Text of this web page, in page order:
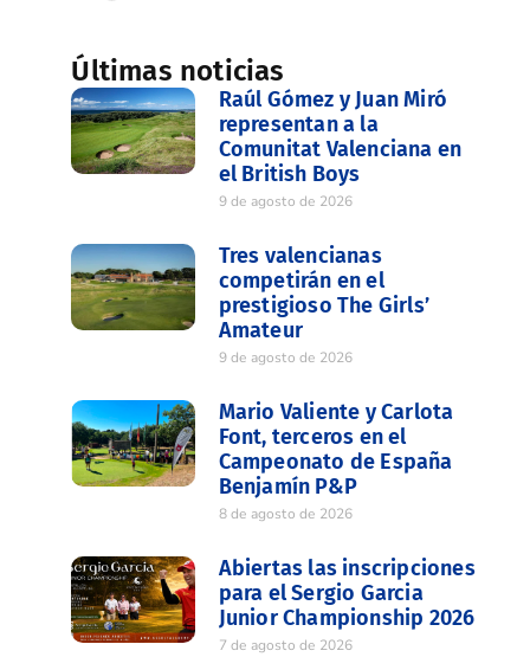
Últimas noticias
Raúl Gómez y Juan Miró
representan a la
Comunitat Valenciana en
el British Boys
9 de agosto de 2026
Tres valencianas
competirán en el
prestigioso The Girls’
Amateur
9 de agosto de 2026
Mario Valiente y Carlota
Font, terceros en el
Campeonato de España
Benjamín P&P
8 de agosto de 2026
Abiertas las inscripciones
para el Sergio Garcia
Junior Championship 2026
7 de agosto de 2026